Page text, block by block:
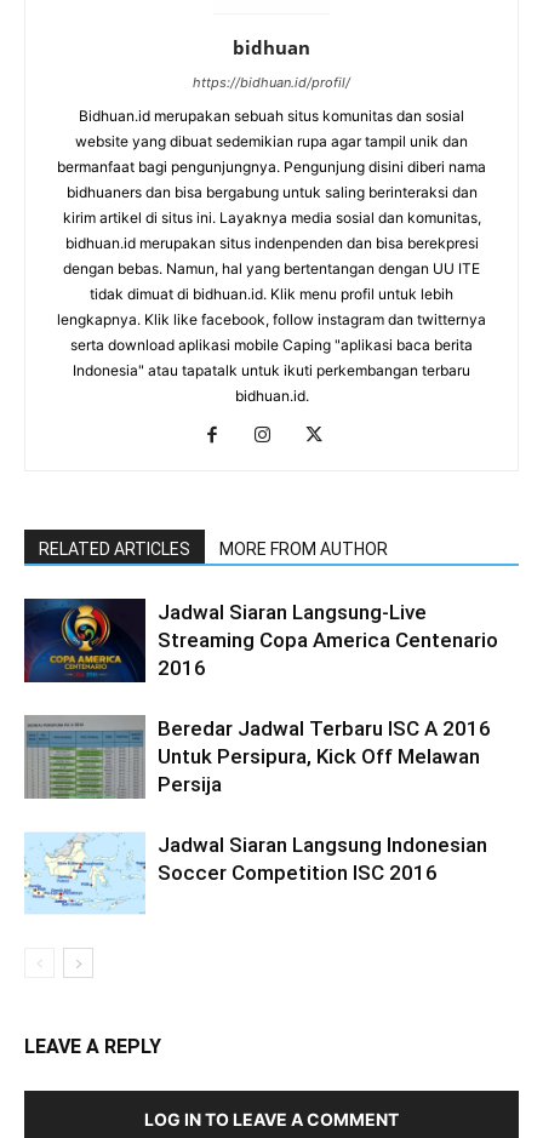
bidhuan
https://bidhuan.id/profil/
Bidhuan.id merupakan sebuah situs komunitas dan sosial
website yang dibuat sedemikian rupa agar tampil unik dan
bermanfaat bagi pengunjungnya. Pengunjung disini diberi nama
bidhuaners dan bisa bergabung untuk saling berinteraksi dan
kirim artikel di situs ini. Layaknya media sosial dan komunitas,
bidhuan.id merupakan situs indenpenden dan bisa berekpresi
dengan bebas. Namun, hal yang bertentangan dengan UU ITE
tidak dimuat di bidhuan.id. Klik menu profil untuk lebih
lengkapnya. Klik like facebook, follow instagram dan twitternya
serta download aplikasi mobile Caping "aplikasi baca berita
Indonesia" atau tapatalk untuk ikuti perkembangan terbaru
bidhuan.id.
RELATED ARTICLES MORE FROM AUTHOR
Jadwal Siaran Langsung-Live
Streaming Copa America Centenario
2016
Beredar Jadwal Terbaru ISC A 2016
Untuk Persipura, Kick Off Melawan
Persija
Jadwal Siaran Langsung Indonesian
Soccer Competition ISC 2016
LEAVE A REPLY
LOG IN TO LEAVE A COMMENT